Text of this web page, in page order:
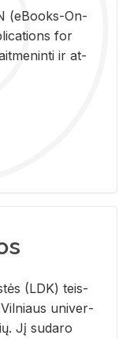
(eBo­oks-On-
for
ir at­
(LDK) teis­
Vil­niaus uni­ver­
Jį su­da­ro